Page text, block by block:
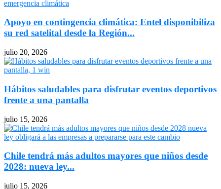
Apoyo en contingencia climática: Entel disponibiliza
su red satelital desde la Región...
julio 20, 2026
Hábitos saludables para disfrutar eventos deportivos
frente a una pantalla
julio 15, 2026
Chile tendrá más adultos mayores que niños desde
2028: nueva ley...
julio 15, 2026